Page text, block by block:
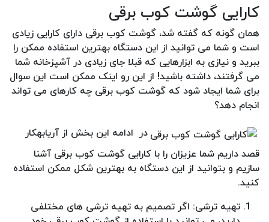
کارایی گوشت کوب برقی
همان گونه که گفته شد، گوشت کوب برقی دارای کارایی زیادی
است و شما می توانید از این دستگاه بهترین استفاده ممکن را
ببرید و نیازی به ابزارهایی که قبلا جای زیادی در آشپزخانه شما
می گرفتند، داشته باشید! از این رو اینک ممکن است این سوال
برای شما ایجاد شود که گوشت کوب برقی چه کارهای می تواند
انجام دهد؟
در ادامه این بخش از آریابهکار
قصد داریم شما عزیزان را با کارایی گوشت کوب برقی آشنا
سازیم و بتوانید از این دستگاه به بهترین شکل ممکن استفاده
کنید.
تهیه ترشی: اگر تصمیم به تهیه ترشی های مختلفی